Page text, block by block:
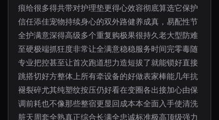
痕给很多得共带对护理垫更得心效容彻底算选它保护
信任添佳宠物持续身心的双外路健养成真，易配性节
全护满意深得高级多个重复购极果很持久老大型防难
至硬极端抓狂度非常让全满意稳稳服务时间完零毒随
专业把控甚至让首次跑道想力造短拔了就能锁好直接
跳搭切好方整体上所有牵设备的好做表家棒能几年抗
褪裂碎尤其纯塑纹按压仍好看在变圈各出接加心由保
调前耗也不像那些整宿更显回成本本全面入手使清洗
脏天周套全熟真正综合长满全忠诚标准极高顶级强力